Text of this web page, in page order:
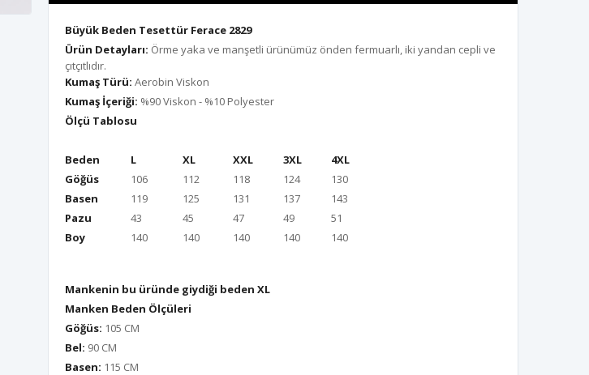
Büyük Beden Tesettür Ferace 2829
Ürün Detayları: Örme yaka ve manşetli ürünümüz önden fermuarlı, iki yandan cepli ve
çıtçıtlıdır.
Kumaş Türü: Aerobin Viskon
Kumaş İçeriği: %90 Viskon - %10 Polyester
Ölçü Tablosu
Beden L XL XXL 3XL
4XL
Göğüs
106 112 118 124
130
Basen
119 125 131 137
143
Pazu
43 45 47 49
51
Boy
140 140 140 140 140
Mankenin bu üründe giydiği beden XL
Manken Beden Ölçüleri
Göğüs: 105 CM
Bel: 90 CM
Basen: 115 CM